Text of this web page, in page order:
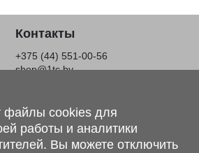
Контакты
+375 (44) 551-00-56
shop@1tc.by
п. Привольный, ул. Мира, 20А,
файлы cookies для
работы и аналитики
Вы можете отключить